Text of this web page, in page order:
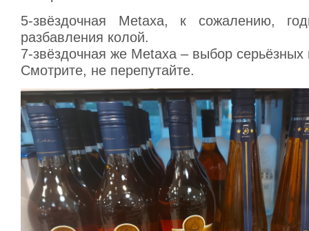
5-звёздочная Metaxa, к сожалению,
разбавления колой.
7-звёздочная же Metaxa – выбор серьёзных
Смотрите, не перепутайте.